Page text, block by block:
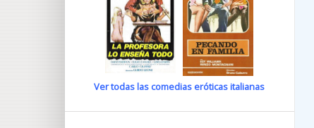
Ver todas las comedias eróticas italianas